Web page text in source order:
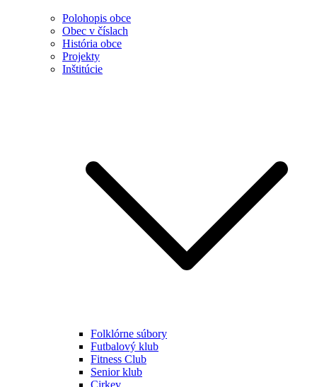
Polohopis obce
Obec v číslach
História obce
Projekty
Inštitúcie
Folklórne súbory
Futbalový klub
Fitness Club
Senior klub
Cirkev